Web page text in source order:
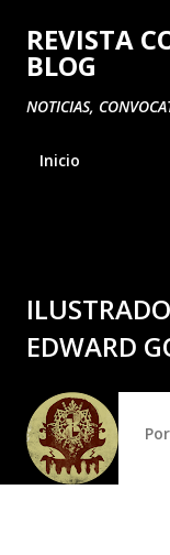
REVISTA
BLOG
NOTICIAS,
Inicio
EDWARD
Por